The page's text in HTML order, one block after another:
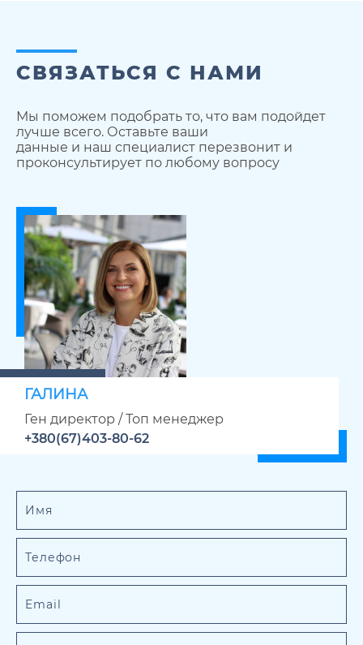
СВЯЗАТЬСЯ С НАМИ
Мы поможем подобрать то, что вам подойдет
лучше всего. Оставьте ваши
данные и наш специалист перезвонит и
проконсультирует по любому вопросу
ГАЛИНА
Ген директор / Топ менеджер
+380(67)403-80-62